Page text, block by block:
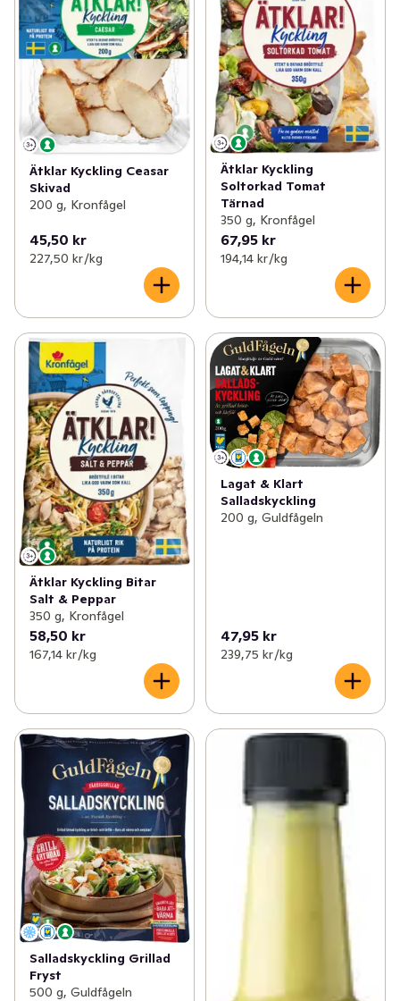
Ätklar Kyckling Ceasar
Skivad
200 g, Kronfågel
45,50 kr
227,50 kr /kg
Ätklar Kyckling
Soltorkad Tomat
Tärnad
350 g, Kronfågel
67,95 kr
194,14 kr /kg
Ätklar Kyckling Bitar
Salt & Peppar
350 g, Kronfågel
58,50 kr
167,14 kr /kg
Lagat & Klart
Salladskyckling
200 g, Guldfågeln
47,95 kr
239,75 kr /kg
Salladskyckling Grillad
Fryst
500 g, Guldfågeln